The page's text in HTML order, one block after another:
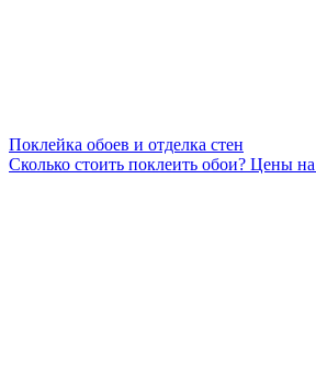
Поклейка обоев и отделка стен
Сколько стоить поклеить обои? Цены